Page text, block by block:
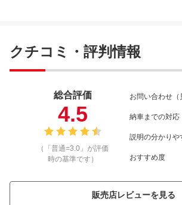
クチコミ・評判情報
総合評価
4.5
（「普通=3.0」が評価
時の基準です）
お問い合わせ（
納車までの対応
説明の分かりや
おすすめ度
販売店レビューを見る